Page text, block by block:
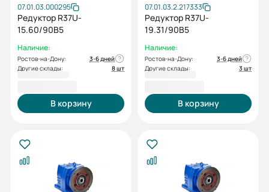
07.01.03.000295
Редуктор R37U-
15.60/90B5
Наличие:
Ростов-на-Дону:
3-6 дней
Другие склады:
8 шт
В корзину
07.01.03.2.217333
Редуктор R37U-
19.31/90B5
Наличие:
Ростов-на-Дону:
3-6 дней
Другие склады:
3 шт
В корзину